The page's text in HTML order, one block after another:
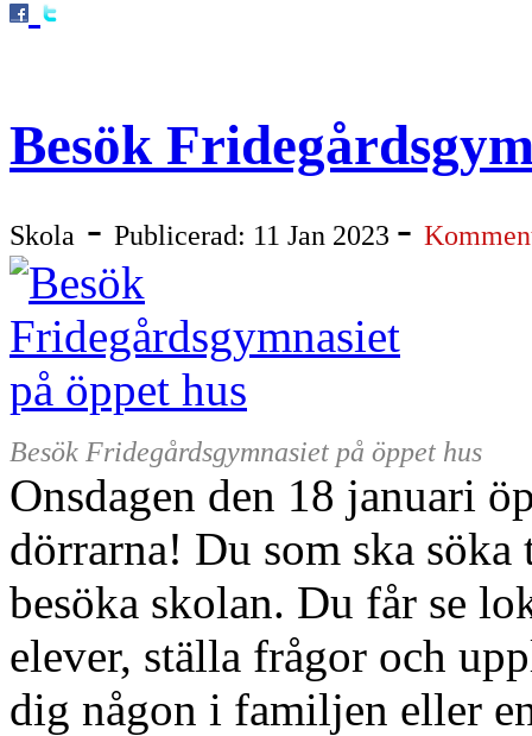
Besök
Skola - Publicerad: 11 Jan 2023 -
Besök Fridegårdsgymnasiet på öppet hus
Onsdagen den 18 januari
dörrarna! Du som ska
besöka skolan. Du får se
elever, ställa frågor och
dig någon i familjen eller